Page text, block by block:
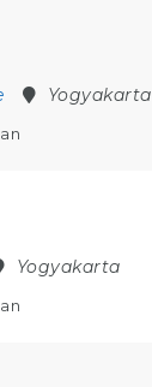
Yogyakarta
Yogyakarta